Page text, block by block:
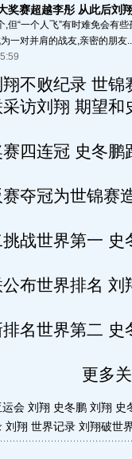
奖赛超越李彤 从此后刘
,但“一个人飞”有时难免会有
一对并肩的战友,亲密的朋友
不败纪录 世锦
采访刘翔 期望
四连冠 史冬鹏
夺冠为世锦赛
战世界第一 史
公布世界排名
名世界第二 史
更多
运会 刘翔 史冬鹏 刘翔 史
刘翔 世界记录 刘翔破世